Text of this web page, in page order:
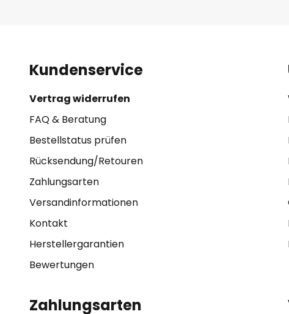
Kundenservice
Vertrag widerrufen
FAQ & Beratung
Bestellstatus prüfen
Rücksendung/Retouren
Zahlungsarten
Versandinformationen
Kontakt
Herstellergarantien
Bewertungen
Zahlungsarten